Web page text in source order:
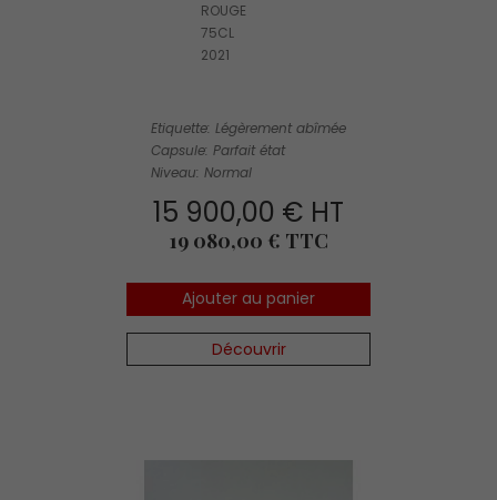
ROUGE
75CL
2021
Etiquette: Légèrement abîmée
Capsule: Parfait état
Niveau: Normal
15 900,00 € HT
Prix
19 080,00 € TTC
Ajouter au panier
Découvrir